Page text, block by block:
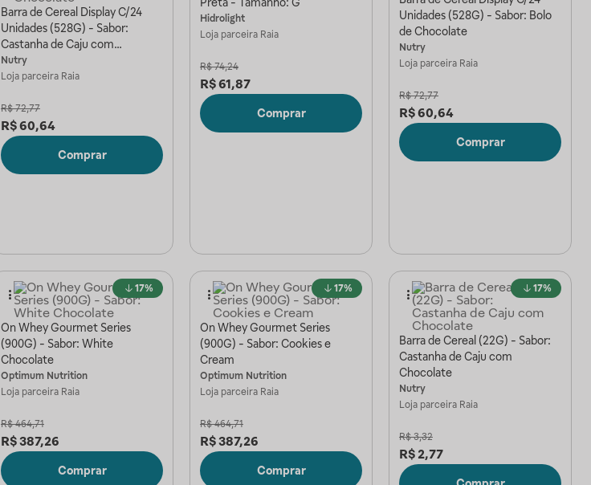
Barra de Cereal Display C/24
Unidades (528G) - Sabor:
Castanha de Caju com
Chocolate
Nutry
Loja parceira Raia
R$ 72,77
R$60,64
Comprar
Hidrolight
Loja parceira Raia
R$ 74,24
R$61,87
Comprar
Unidades (528G) - Sabor: Bolo
de Chocolate
Nutry
Loja parceira Raia
R$ 72,77
R$60,64
Comprar
17%
On Whey Gourmet Series
(900G) - Sabor: White
Chocolate
Optimum Nutrition
Loja parceira Raia
R$ 464,71
R$387,26
Comprar
17%
On Whey Gourmet Series
(900G) - Sabor: Cookies e
Cream
Optimum Nutrition
Loja parceira Raia
R$ 464,71
R$387,26
Comprar
17%
Barra de Cereal (22G) - Sabor:
Castanha de Caju com
Chocolate
Nutry
Loja parceira Raia
R$ 3,32
R$ 2,77